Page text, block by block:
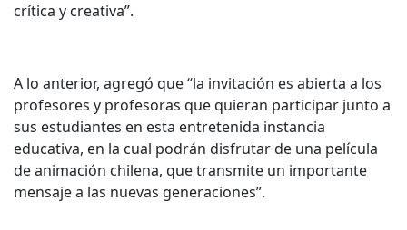
crítica y creativa”.
A lo anterior, agregó que “la invitación es abierta a los
profesores y profesoras que quieran participar junto a
sus estudiantes en esta entretenida instancia
educativa, en la cual podrán disfrutar de una película
de animación chilena, que transmite un importante
mensaje a las nuevas generaciones”.